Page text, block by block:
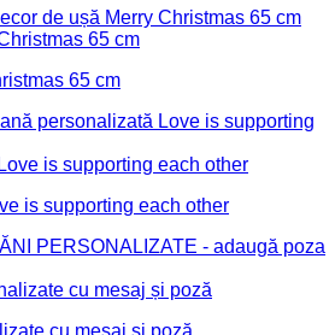
65 cm
is supporting each other
PERSONALIZATE - adaugă poza